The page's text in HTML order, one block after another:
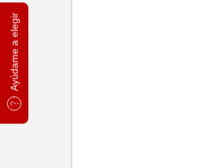
Ayúdame a elegir